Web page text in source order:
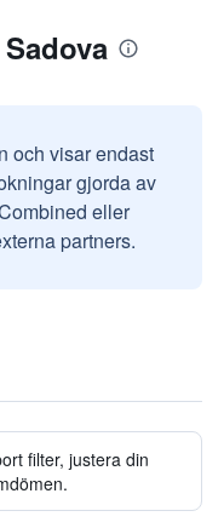
och visar endast
gjorda av
eller
partners.
filter, justera din